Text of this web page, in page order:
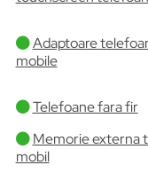
Adaptoare
mobile
Telefoane fara fir
Memorie externa
mobil